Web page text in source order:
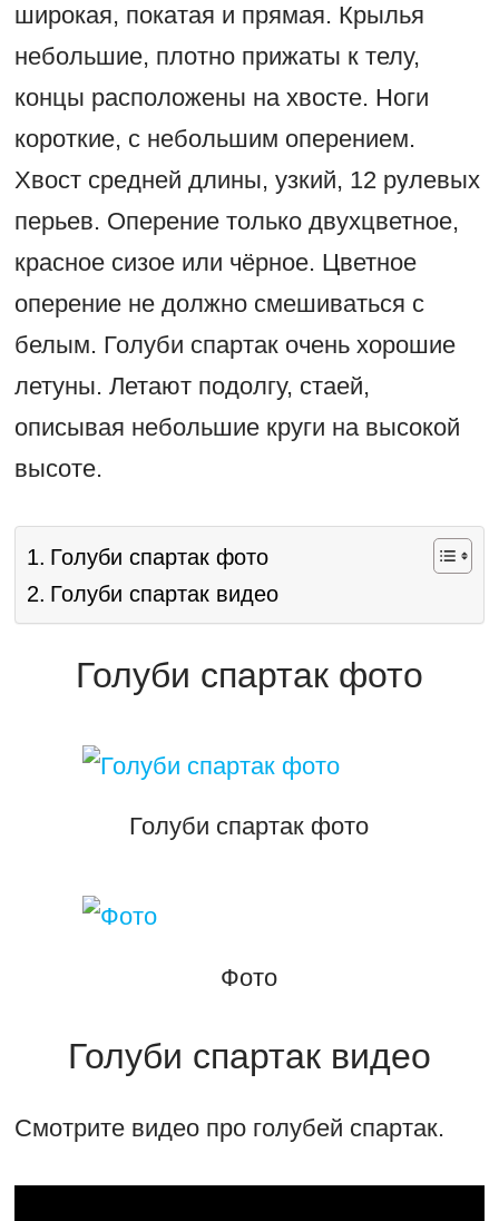
широкая, покатая и прямая. Крылья
небольшие, плотно прижаты к телу,
концы расположены на хвосте. Ноги
короткие, с небольшим оперением.
Хвост средней длины, узкий, 12 рулевых
перьев. Оперение только двухцветное,
красное сизое или чёрное. Цветное
оперение не должно смешиваться с
белым. Голуби спартак очень хорошие
летуны. Летают подолгу, стаей,
описывая небольшие круги на высокой
высоте.
Голуби спартак фото
Голуби спартак видео
Голуби спартак фото
Голуби спартак фото
Фото
Голуби спартак видео
Смотрите видео про голубей спартак.